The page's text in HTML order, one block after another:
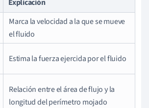
Explicación
Marca la velocidad a la que se mueve
el fluido
Estima la fuerza ejercida por el fluido
Relación entre el área de flujo y la
longitud del perímetro mojado